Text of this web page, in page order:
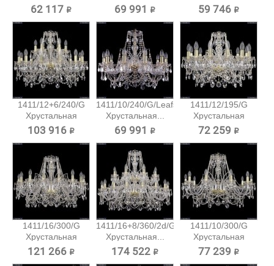
62 117 ₽ 69 991 ₽
подвесная...
59 746 ₽
1411/12+6/240/G
Хрустальная
подвесная...
103 916 ₽
1411/10/240/G/Leafs
Хрустальная...
69 991 ₽
1411/12/195/G
Хрустальная
подвесная...
72 259 ₽
1411/16/300/G
Хрустальная
подвесная...
121 266 ₽
1411/16+8/360/2d/G
Хрустальная...
174 522 ₽
1411/10/300/G
Хрустальная
подвесная...
77 239 ₽